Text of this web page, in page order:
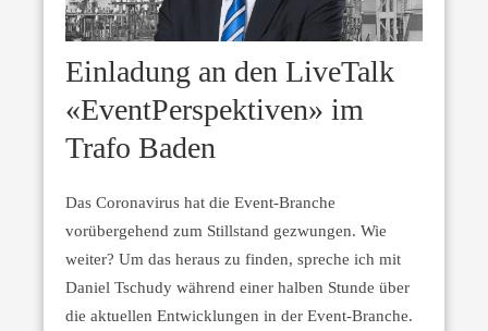
Einladung an den LiveTalk
«EventPerspektiven» im
Trafo Baden
Das Coronavirus hat die Event-Branche
vorübergehend zum Stillstand gezwungen. Wie
weiter? Um das heraus zu finden, spreche ich mit
Daniel Tschudy während einer halben Stunde über
die aktuellen Entwicklungen in der Event-Branche.